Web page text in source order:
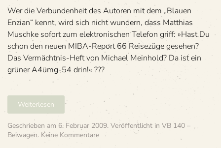
Wer die Verbundenheit des Autoren mit dem „Blauen
Enzian“ kennt, wird sich nicht wundern, dass Matthias
Muschke sofort zum elektronischen Telefon griff: »Hast Du
schon den neuen MIBA-Report 66 Reisezüge gesehen?
Das Vermächtnis-Heft von Michael Meinhold? Da ist ein
grüner A4ümg-54 drin!« ???
Weiterlesen
Geschrieben am 6. Februar 2009. Veröffentlicht in VB 140 –
Beiwagen. Keine Kommentarezu